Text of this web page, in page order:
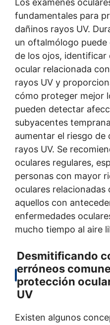
Los exámenes
fundamentales para
dañinos rayos UV.
un oftalmólogo puede
de los ojos, identificar
ocular relacionada
rayos UV y
cómo proteger mejor
pueden detectar
subyacentes
aumentar el riesgo de
rayos UV. Se
oculares regulares,
personas con mayor
oculares relacionadas
aquellos con
enfermedades
mucho tiempo al aire
Desmitificando
erróneos
protección
UV
Existen algunos